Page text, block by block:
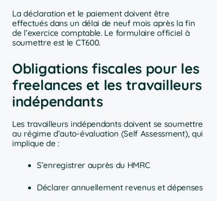
La déclaration et le paiement doivent être
effectués dans un délai de neuf mois après la fin
de l’exercice comptable. Le formulaire officiel à
soumettre est le CT600.
Obligations fiscales pour les
freelances et les travailleurs
indépendants
Les travailleurs indépendants doivent se soumettre
au régime d’auto-évaluation (Self Assessment), qui
implique de :
S’enregistrer auprès du HMRC
Déclarer annuellement revenus et dépenses